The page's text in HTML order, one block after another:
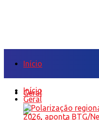
Início
Geral
Início
Geral